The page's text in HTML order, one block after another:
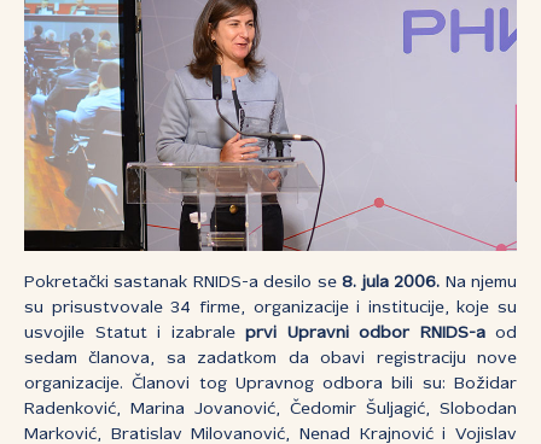
Pokretački sastanak RNIDS-a desilo se8. jula 2006. Na njemu
su prisustvovale 34 firme, organizacije i institucije, koje su
usvojile Statut i izabrale prvi Upravni odbor RNIDS-aod
sedam članova, sa zadatkom da obavi registraciju nove
organizacije. Članovi tog Upravnog odbora bili su: Božidar
Radenković, Marina Jovanović, Čedomir Šuljagić, Slobodan
Marković, Bratislav Milovanović, Nenad Krajnović i Vojislav